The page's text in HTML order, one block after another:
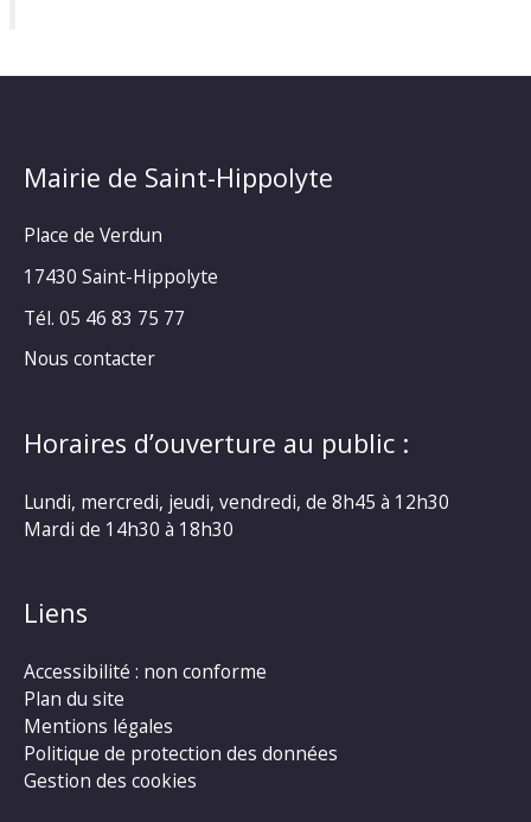
Mairie de Saint-Hippolyte
Place de Verdun
17430 Saint-Hippolyte
Tél. 05 46 83 75 77
Nous contacter
Horaires d’ouverture au public :
Lundi, mercredi, jeudi, vendredi, de 8h45 à 12h30
Mardi de 14h30 à 18h30
Liens
Accessibilité : non conforme
Plan du site
Mentions légales
Politique de protection des données
Gestion des cookies